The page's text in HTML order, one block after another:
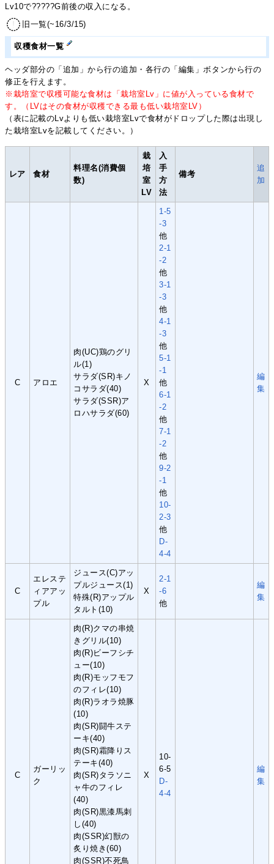
Lv10で?????G前後の収入になる。
旧一覧(~16/3/15)
収穫食材一覧
ヘッダ部分の「追加」から行の追加・各行の「編集」ボタンから行の
修正を行えます。
※栽培室で収穫可能な食材は「栽培室Lv」に値が入っている食材で
す。（LVはその食材が収穫できる最も低い栽培室LV）
（表に記載のLvよりも低い栽培室Lvで食材がドロップした際は出現し
た栽培室Lvを記載してください。）
レア 食材
料理名(消費個
数)
栽
培
室
LV
入
手
方
法
備考
追
加
C アロエ
肉(UC)鶏のグリ
ル(1)
サラダ(SR)キノ
コサラダ(40)
サラダ(SSR)ア
ロハサラダ(60)
X
1-5
-3
他
2-1
-2
他
3-1
-3
他
4-1
-3
他
5-1
-1
他
6-1
-2
他
7-1
-2
他
9-2
-1
他
10-
2-3
他
D-
4-4
編
集
C
エレステ
ィアアッ
プル
ジュース(C)アッ
プルジュース(1)
特殊(R)アップル
タルト(10)
X
2-1
-6
他
編
集
C
ガーリッ
ク
肉(R)クマの串焼
きグリル(10)
肉(R)ビーフシチ
ュー(10)
肉(R)モッフモフ
のフィレ(10)
肉(R)ラオラ焼豚
(10)
肉(SR)闘牛ステ
ーキ(40)
肉(SR)霜降りス
テーキ(40)
肉(SR)タラソニ
ャ牛のフィレ
(40)
肉(SR)黒漆馬刺
し(40)
肉(SSR)幻獣の
炙り焼き(60)
肉(SSR)不死鳥
X
10-
6-5
D-
4-4
編
集